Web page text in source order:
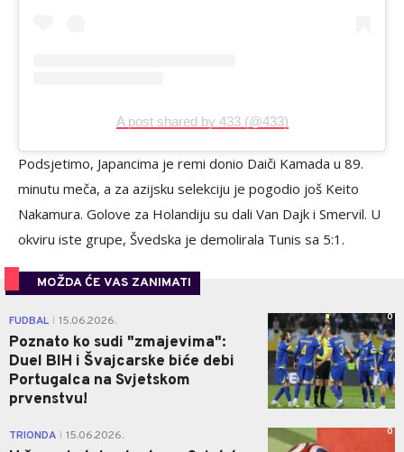
A post shared by 433 (@433)
Podsjetimo, Japancima je remi donio Daiči Kamada u 89.
minutu meča, a za azijsku selekciju je pogodio još Keito
Nakamura. Golove za Holandiju su dali Van Dajk i Smervil. U
okviru iste grupe, Švedska je demolirala Tunis sa 5:1.
MOŽDA ĆE VAS ZANIMATI
FUDBAL 15.06.2026.
Poznato ko sudi "zmajevima":
Duel BIH i Švajcarske biće debi
Portugalca na Svjetskom
prvenstvu!
0
TRIONDA 15.06.2026. 0